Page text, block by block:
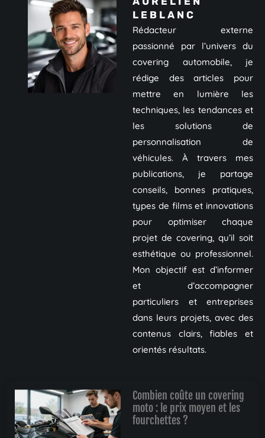
LEBLANC
Rédacteur externe
passionné par l’univers du
covering automobile, je
rédige des articles pour
mettre en lumière les
techniques, les tendances et
les solutions de
personnalisation de
véhicules. À travers mes
publications, je partage
conseils, bonnes pratiques,
types de films et innovations
pour optimiser chaque
projet de covering, qu’il soit
esthétique ou professionnel.
Mon objectif est d’informer
et d’accompagner
particuliers et entreprises
dans leurs projets, avec des
contenus clairs, fiables et
orientés résultats.
Combien coûte un covering
moto : le prix moyen et les
fourchettes ?